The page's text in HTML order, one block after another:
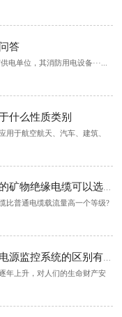
答
电单位，其消防用电设备···...
什么性质类别
用于航空航天、汽车、建筑、
比普通电缆载流量高一个等级?
年上升，对人们的生命财产安